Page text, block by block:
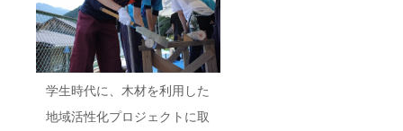
学生時代に、木材を利用した
地域活性化プロジェクトに取